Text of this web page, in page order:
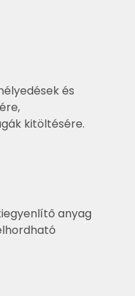
és
kitöltésére.
anyag